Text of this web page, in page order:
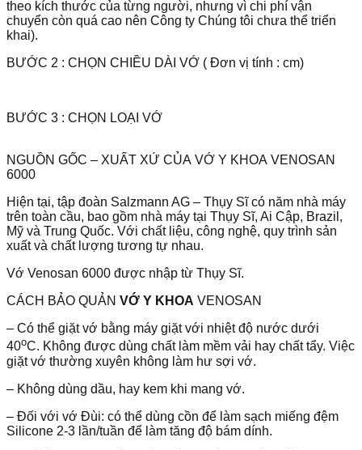
theo kích thước của từng người, nhưng vì chi phí vận
chuyển còn quá cao nên Công ty Chúng tôi chưa thể triển
khai).
BƯỚC 2 : CHỌN CHIỀU DÀI VỚ ( Đơn vị tính : cm)
BƯỚC 3 : CHỌN LOẠI VỚ
NGUỒN GỐC – XUẤT XỨ CỦA VỚ Y KHOA VENOSAN
6000
Hiện tại, tập đoàn Salzmann AG – Thụy Sĩ có năm nhà máy
trên toàn cầu, bao gồm nhà máy tại Thụy Sĩ, Ai Cập, Brazil,
Mỹ và Trung Quốc. Với chất liệu, công nghệ, quy trình sản
xuất và chất lượng tương tự nhau.
Vớ Venosan 6000 được nhập từ Thụy Sĩ.
CÁCH BẢO QUẢN VỚ Y KHOA VENOSAN
– Có thể giặt vớ bằng máy giặt với nhiệt độ nước dưới
40oC. Không được dùng chất làm mềm vải hay chất tẩy. Việc
giặt vớ thường xuyên không làm hư sợi vớ.
– Không dùng dầu, hay kem khi mang vớ.
– Đối với vớ Đùi: có thể dùng cồn để làm sạch miếng đệm
Silicone 2-3 lần/tuần để làm tăng độ bám dính.